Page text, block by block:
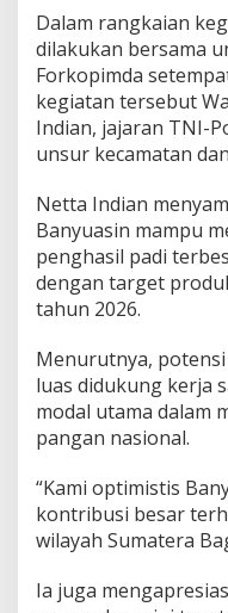
l
,
a
n
y
u
i
n
B
i
P
r
o
d
s
i
1
Dalam rangkaian
dilakukan bersama
Forkopimda
kegiatan tersebut
Indian, jajaran TNI-
unsur kecamatan
Netta Indian
Banyuasin mampu
penghasil padi
dengan target
tahun 2026.
Menurutnya,
luas didukung kerja
modal utama dalam
pangan nasional.
“Kami optimistis
kontribusi besar
wilayah Sumatera
Ia juga